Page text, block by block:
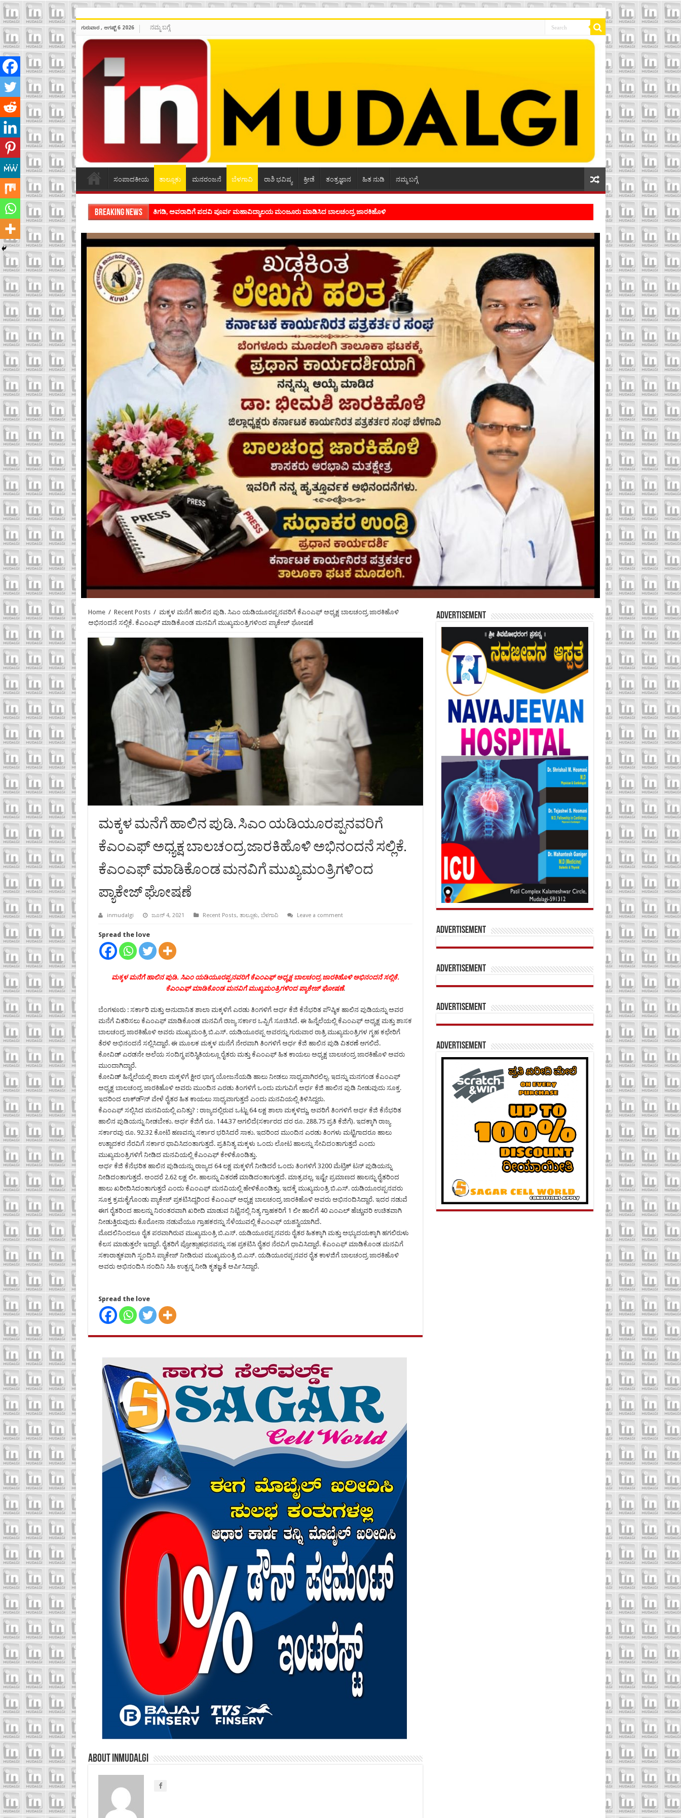
ಗುರುವಾರ , ಆಗಷ್ಟ್ 6 2026 ನಮ್ಮ ಬಗ್ಗೆ
ಸಂಪಾದಕೀಯ ತಾಲ್ಲೂಕು ಮನರಂಜನೆ ಬೆಳಗಾವಿ ರಾಶಿ ಭವಿಷ್ಯ ಕ್ರೀಡೆ ತಂತ್ರಜ್ಞಾನ ಹಿತ ನುಡಿ ನಮ್ಮ ಬಗ್ಗೆ
Breaking News ತಿಗಡಿ, ಅವರಾದಿಗೆ ಪದವಿ ಪೂರ್ವ ಮಹಾವಿದ್ಯಾಲಯ ಮಂಜೂರು ಮಾಡಿಸಿದ ಬಾಲಚಂದ್ರ ಜಾರಕಿಹೊಳಿ
Home / Recent Posts / ಮಕ್ಕಳ ಮನೆಗೆ ಹಾಲಿನ ಪುಡಿ. ಸಿಎಂ ಯಡಿಯೂರಪ್ಪನವರಿಗೆ ಕೆಎಂಎಫ್ ಅಧ್ಯಕ್ಷ ಬಾಲಚಂದ್ರ ಜಾರಕಿಹೊಳಿ
ಅಭಿನಂದನೆ ಸಲ್ಲಿಕೆ. ಕೆಎಂಎಫ್ ಮಾಡಿಕೊಂಡ ಮನವಿಗೆ ಮುಖ್ಯಮಂತ್ರಿಗಳಿಂದ ಪ್ಯಾಕೇಜ್ ಘೋಷಣೆ
ಮಕ್ಕಳ ಮನೆಗೆ ಹಾಲಿನ ಪುಡಿ. ಸಿಎಂ ಯಡಿಯೂರಪ್ಪನವರಿಗೆ
ಕೆಎಂಎಫ್ ಅಧ್ಯಕ್ಷ ಬಾಲಚಂದ್ರ ಜಾರಕಿಹೊಳಿ ಅಭಿನಂದನೆ ಸಲ್ಲಿಕೆ.
ಕೆಎಂಎಫ್ ಮಾಡಿಕೊಂಡ ಮನವಿಗೆ ಮುಖ್ಯಮಂತ್ರಿಗಳಿಂದ
ಪ್ಯಾಕೇಜ್ ಘೋಷಣೆ
inmudalgi ಜೂನ್ 4, 2021 Recent Posts, ತಾಲ್ಲೂಕು, ಬೆಳಗಾವಿ Leave a comment
Spread the love
ಮಕ್ಕಳ ಮನೆಗೆ ಹಾಲಿನ ಪುಡಿ. ಸಿಎಂ ಯಡಿಯೂರಪ್ಪನವರಿಗೆ ಕೆಎಂಎಫ್ ಅಧ್ಯಕ್ಷ ಬಾಲಚಂದ್ರ ಜಾರಕಿಹೊಳಿ ಅಭಿನಂದನೆ ಸಲ್ಲಿಕೆ.
ಕೆಎಂಎಫ್ ಮಾಡಿಕೊಂಡ ಮನವಿಗೆ ಮುಖ್ಯಮಂತ್ರಿಗಳಿಂದ ಪ್ಯಾಕೇಜ್ ಘೋಷಣೆ.
ಬೆಂಗಳೂರು : ಸರ್ಕಾರಿ ಮತ್ತು ಅನುದಾನಿತ ಶಾಲಾ ಮಕ್ಕಳಿಗೆ ಎರಡು ತಿಂಗಳಿಗೆ ಅರ್ಧ ಕೆಜಿ ಕೆನೆಭರಿತ ಪೌಷ್ಠಿಕ ಹಾಲಿನ ಪುಡಿಯನ್ನು ಅವರ
ಮನೆಗೆ ವಿತರಿಸಲು ಕೆಎಂಎಫ್ ಮಾಡಿಕೊಂಡ ಮನವಿಗೆ ರಾಜ್ಯ ಸರ್ಕಾರ ಒಪ್ಪಿಗೆ ಸೂಚಿಸಿದೆ. ಈ ಹಿನ್ನೆಲೆಯಲ್ಲಿ ಕೆಎಂಎಫ್ ಅಧ್ಯಕ್ಷ ಮತ್ತು ಶಾಸಕ
ಬಾಲಚಂದ್ರ ಜಾರಕಿಹೊಳಿ ಅವರು ಮುಖ್ಯಮಂತ್ರಿ ಬಿ.ಎಸ್. ಯಡಿಯೂರಪ್ಪ ಅವರನ್ನು ಗುರುವಾರ ರಾತ್ರಿ ಮುಖ್ಯಮಂತ್ರಿಗಳ ಗೃಹ ಕಛೇರಿಗೆ
ತೆರಳಿ ಅಭಿನಂದನೆ ಸಲ್ಲಿಸಿದ್ದಾರೆ. ಈ ಮೂಲಕ ಮಕ್ಕಳ ಮನೆಗೆ ನೇರವಾಗಿ ತಿಂಗಳಿಗೆ ಅರ್ಧ ಕೆಜಿ ಹಾಲಿನ ಪುಡಿ ವಿತರಣೆ ಆಗಲಿದೆ.
ಕೋವಿಡ್ ಎರಡನೇ ಅಲೆಯ ಸಂದಿಗ್ಧ ಪರಿಸ್ಥಿತಿಯಲ್ಲೂ ರೈತರು ಮತ್ತು ಕೆಎಂಎಫ್ ಹಿತ ಕಾಯಲು ಅಧ್ಯಕ್ಷ ಬಾಲಚಂದ್ರ ಜಾರಕಿಹೊಳಿ ಅವರು
ಮುಂದಾಗಿದ್ದಾರೆ.
ಕೋವಿಡ್ ಹಿನ್ನೆಲೆಯಲ್ಲಿ ಶಾಲಾ ಮಕ್ಕಳಿಗೆ ಕ್ಷೀರ ಭಾಗ್ಯ ಯೋಜನೆಯಡಿ ಹಾಲು ನೀಡಲು ಸಾಧ್ಯವಾಗಿರಲಿಲ್ಲ. ಇದನ್ನು ಮನಗಂಡ ಕೆಎಂಎಫ್
ಅಧ್ಯಕ್ಷ ಬಾಲಚಂದ್ರ ಜಾರಕಿಹೊಳಿ ಅವರು ಮುಂದಿನ ಎರಡು ತಿಂಗಳಿಗೆ ಒಂದು ಮಗುವಿಗೆ ಅರ್ಧ ಕೆಜಿ ಹಾಲಿನ ಪುಡಿ ನೀಡುವುದು ಸೂಕ್ತ.
ಇದರಿಂದ ಲಾಕ್‍ಡೌನ್ ವೇಳೆ ರೈತರ ಹಿತ ಕಾಯಲು ಸಾಧ್ಯವಾಗುತ್ತದೆ ಎಂದು ಮನವಿಯಲ್ಲಿ ತಿಳಿಸಿದ್ದರು.
ಕೆಎಂಎಫ್ ಸಲ್ಲಿಸಿದ ಮನವಿಯಲ್ಲಿ ಏನಿತ್ತು? : ರಾಜ್ಯದಲ್ಲಿರುವ ಒಟ್ಟು 64 ಲಕ್ಷ ಶಾಲಾ ಮಕ್ಕಳಿದ್ದು, ಅವರಿಗೆ ತಿಂಗಳಿಗೆ ಅರ್ಧ ಕೆಜಿ ಕೆನೆಭರಿತ
ಹಾಲಿನ ಪುಡಿಯನ್ನು ನೀಡಬೇಕು. ಅರ್ಧ ಕೆಜಿಗೆ ರೂ. 144.37 ಆಗಲಿದೆ(ಸರ್ಕಾರದ ದರ ರೂ. 288.75 ಪ್ರತಿ ಕೆಜಿಗೆ). ಇದಕ್ಕಾಗಿ ರಾಜ್ಯ
ಸರ್ಕಾರವು ರೂ. 92.32 ಕೋಟಿ ಹಣವನ್ನು ಸರ್ಕಾರ ಭರಿಸಿದರೆ ಸಾಕು. ಇದರಿಂದ ಮುಂದಿನ ಎರಡು ತಿಂಗಳು ಮಟ್ಟಿಗಾದರೂ ಹಾಲು
ಉತ್ಪಾದಕರ ನೆರವಿಗೆ ಸರ್ಕಾರ ಧಾವಿಸಿದಂತಾಗುತ್ತದೆ. ಪ್ರತಿನಿತ್ಯ ಮಕ್ಕಳು ಒಂದು ಲೋಟ ಹಾಲನ್ನು ಸೇವಿದಂತಾಗುತ್ತದೆ ಎಂದು
ಮುಖ್ಯಮಂತ್ರಿಗಳಿಗೆ ನೀಡಿದ ಮನವಿಯಲ್ಲಿ ಕೆಎಂಎಫ್ ಕೇಳಿಕೊಂಡಿತ್ತು.
ಅರ್ಧ ಕೆಜಿ ಕೆನೆಭರಿತ ಹಾಲಿನ ಪುಡಿಯನ್ನು ರಾಜ್ಯದ 64 ಲಕ್ಷ ಮಕ್ಕಳಿಗೆ ನೀಡಿದರೆ ಒಂದು ತಿಂಗಳಿಗೆ 3200 ಮೆಟ್ರಿಕ್ ಟನ್ ಪುಡಿಯನ್ನು
ನೀಡಿದಂತಾಗುತ್ತದೆ. ಅಂದರೆ 2.62 ಲಕ್ಷ ಲೀ. ಹಾಲನ್ನು ವಿತರಣೆ ಮಾಡಿದಂತಾಗುತ್ತದೆ. ಮಾತ್ರವಲ್ಲ, ಇಷ್ಟೇ ಪ್ರಮಾಣದ ಹಾಲನ್ನು ರೈತರಿಂದ
ಹಾಲು ಖರೀದಿಸಿದಂತಾಗುತ್ತದೆ ಎಂದು ಕೆಎಂಎಫ್ ಮನವಿಯಲ್ಲಿ ಹೇಳಿಕೊಂಡಿತ್ತು. ಇದಕ್ಕೆ ಮುಖ್ಯಮಂತ್ರಿ ಬಿ.ಎಸ್. ಯಡಿಯೂರಪ್ಪನವರು
ಸೂಕ್ತ ಕ್ರಮಕೈಗೊಂಡು ಪ್ಯಾಕೇಜ್ ಪ್ರಕಟಿಸಿದ್ದರಿಂದ ಕೆಎಂಎಫ್ ಅಧ್ಯಕ್ಷ ಬಾಲಚಂದ್ರ ಜಾರಕಿಹೊಳಿ ಅವರು ಅಭಿನಂದಿಸಿದ್ದಾರೆ. ಇದರ ನಡುವೆ
ಈಗ ರೈತರಿಂದ ಹಾಲನ್ನು ನಿರಂತರವಾಗಿ ಖರೀದಿ ಮಾಡುವ ನಿಟ್ಟಿನಲ್ಲಿ ನಿತ್ಯ ಗ್ರಾಹಕರಿಗೆ 1 ಲೀ ಹಾಲಿಗೆ 40 ಎಂಎಲ್ ಹೆಚ್ಚುವರಿ ಉಚಿತವಾಗಿ
ನೀಡುತ್ತಿರುವುದು ಕೊರೋನಾ ನಡುವೆಯೂ ಗ್ರಾಹಕರನ್ನು ಸೆಳೆಯುವಲ್ಲಿ ಕೆಎಂಎಫ್ ಯಶಸ್ವಿಯಾಗಿದೆ.
ಮೊದಲಿನಿಂದಲೂ ರೈತ ಪರವಾಗಿರುವ ಮುಖ್ಯಮಂತ್ರಿ ಬಿ.ಎಸ್. ಯಡಿಯೂರಪ್ಪನವರು ರೈತರ ಹಿತಕ್ಕಾಗಿ ಮತ್ತು ಅಭ್ಯುದಯಕ್ಕಾಗಿ ಹಗಲಿರುಳು
ಕೆಲಸ ಮಾಡುತ್ತಲೇ ಇದ್ದಾರೆ. ರೈತರಿಗೆ ಪ್ರೋತ್ಸಾಹಧನವನ್ನು ಸಹ ಪ್ರಕಟಿಸಿ ರೈತರ ನೆರವಿಗೆ ಧಾವಿಸಿದ್ದಾರೆ. ಕೆಎಂಎಫ್ ಮಾಡಿಕೊಂಡ ಮನವಿಗೆ
ಸಕಾರಾತ್ಮಕವಾಗಿ ಸ್ಪಂದಿಸಿ ಪ್ಯಾಕೇಜ್ ನೀಡಿರುವ ಮುಖ್ಯಮಂತ್ರಿ ಬಿ.ಎಸ್. ಯಡಿಯೂರಪ್ಪನವರ ರೈತ ಕಾಳಜಿಗೆ ಬಾಲಚಂದ್ರ ಜಾರಕಿಹೊಳಿ
ಅವರು ಅಭಿನಂದಿಸಿ ನಂದಿನಿ ಸಿಹಿ ಉತ್ಪನ್ನ ನೀಡಿ ಕೃತಜ್ಞತೆ ಅರ್ಪಿಸಿದ್ದಾರೆ.
Spread the love
About inmudalgi
Advertisement
Advertisement
Advertisement
Advertisement
Advertisement